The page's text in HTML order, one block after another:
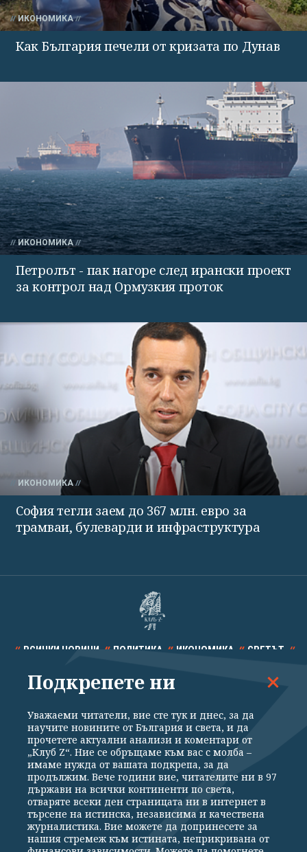
ИКОНОМИКА
Как България печели от кризата по Дунав
ИКОНОМИКА
Петролът - пак нагоре след ирански проект
за контрол над Ормузкия проток
ИКОНОМИКА
София тегли заем до 367 млн. евро за
трамваи, булеварди и инфраструктура
ВСИЧКИ НОВИНИ ПОЛИТИКА ИКОНОМИКА СВЕТЪТ
СПОРТ КУЛТУРА ТЕХНОЛОГИИ КАЛЕЙДОСКОП
Общи условия
Политика за поверителност
Реклама
Партньори Контакти
За Клуб Z
Екип
Подкрепете ни
Подкрепете ни
Уважаеми читатели, вие сте тук и днес, за да
научите новините от България и света, и да
прочетете актуални анализи и коментари от
„Клуб Z“. Ние се обръщаме към вас с молба –
имаме нужда от вашата подкрепа, за да
продължим. Вече години вие, читателите ни в 97
държави на всички континенти по света,
отваряте всеки ден страницата ни в интернет в
търсене на истинска, независима и качествена
журналистика. Вие можете да допринесете за
нашия стремеж към истината, неприкривана от